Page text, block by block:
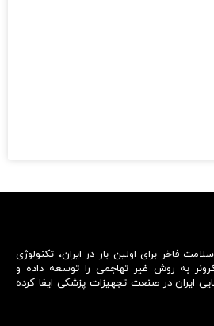
فاخر برای اولین بار در ایران، تکنولوژی
کرونر به روش غیر تهاجمی را توسعه داده و
ایران در صنعت تجهیزات پزشکی ایفا کرده